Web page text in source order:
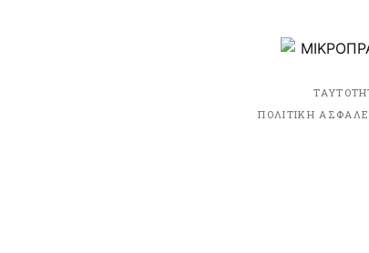
ΠΟΛΙΤΙΚΗ